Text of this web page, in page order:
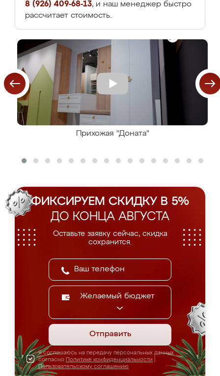
8 (926) 409-68-13, и наш менеджер быстро
рассчитает стоимость.
Прихожая "Доната"
ФИКСИРУЕМ СКИДКУ В 5%
ДО КОНЦА АВГУСТА
Оставьте заявку сейчас, скидка
сохранится.
Желаемый бюджет
Отправить
Я соглашаюсь на передачу персональных данных
согласно Политике конфиденциальности
Пользовательскому соглашению